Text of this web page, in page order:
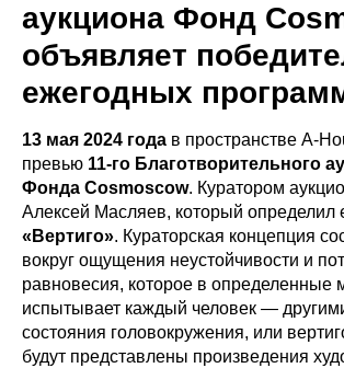
аукциона Фонд
объявляет
ежегодных
13 мая 2024 года в пространстве A-
превью 11-го Благотворительного
Фонда Cosmoscow. Куратором
Алексей Масляев, который определил
«Вертиго». Кураторская концепция
вокруг ощущения неустойчивости и
равновесия, которое в определенные
испытывает каждый человек —
состояния головокружения, или
будут представлены произведения